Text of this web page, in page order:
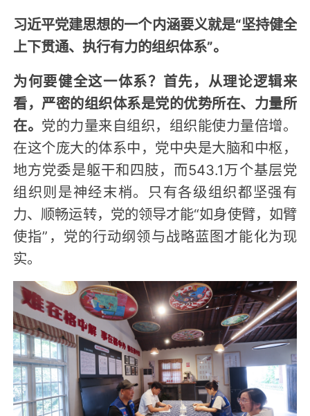
习近平党建思想的一个内涵要义就是“坚持健全
上下贯通、执行有力的组织体系”。
为何要健全这一体系？首先，从理论逻辑来
看，严密的组织体系是党的优势所在、力量所
在。 党的力量来自组织，组织能使力量倍增。
在这个庞大的体系中，党中央是大脑和中枢，
地方党委是躯干和四肢，而543.1万个基层党
组织则是神经末梢。只有各级组织都坚强有
力、顺畅运转，党的领导才能“如身使臂，如臂
使指”，党的行动纲领与战略蓝图才能化为现
实。